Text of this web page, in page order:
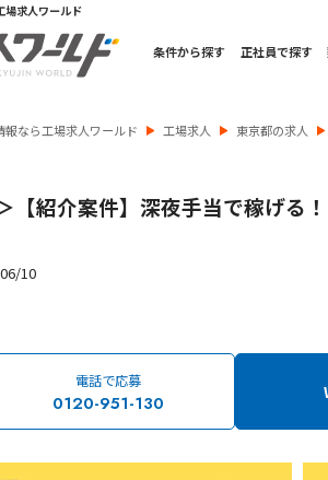
場求人ワールド
条件から探す 正社員で探す
なら工場求人ワールド 工場求人 東京都の求人
【紹介案件】深夜手当で稼げる
10
電話で応募
0120-951-130